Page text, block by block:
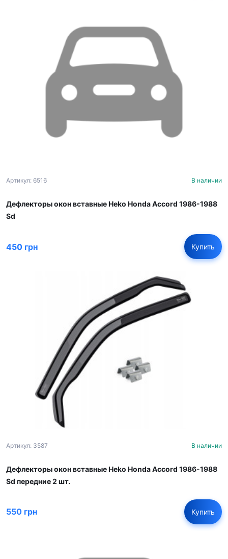
Артикул: 6516 В наличии
Дефлекторы окон вставные Heko Honda Accord 1986-1988
Sd
450 грн Купить
Артикул: 3587 В наличии
Дефлекторы окон вставные Heko Honda Accord 1986-1988
Sd передние 2 шт.
550 грн Купить